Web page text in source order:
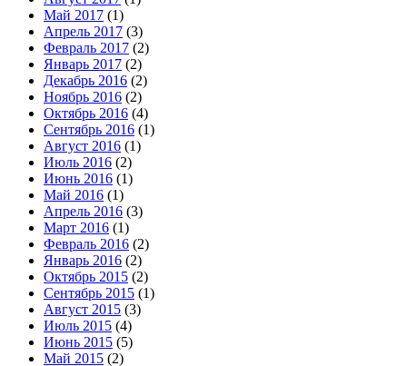
Май 2017 (1)
Апрель 2017 (3)
Февраль 2017 (2)
Январь 2017 (2)
Декабрь 2016 (2)
Ноябрь 2016 (2)
Октябрь 2016 (4)
Сентябрь 2016 (1)
Август 2016 (1)
Июль 2016 (2)
Июнь 2016 (1)
Май 2016 (1)
Апрель 2016 (3)
Март 2016 (1)
Февраль 2016 (2)
Январь 2016 (2)
Октябрь 2015 (2)
Сентябрь 2015 (1)
Август 2015 (3)
Июль 2015 (4)
Июнь 2015 (5)
Май 2015 (2)